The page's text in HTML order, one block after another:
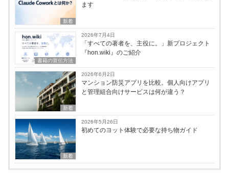
新着
ます
書籍の宣伝方法
2026年7月4日
「すべての著者を、主役に。」新プロジェクト
『hon.wiki』のご紹介
新着
2026年6月2日
マンション防災アプリを比較。個人向けアプリ
と管理組合向けサービスは何が違う？
新着
2026年5月26日
初めてのヨット体験で必要な持ち物ガイド